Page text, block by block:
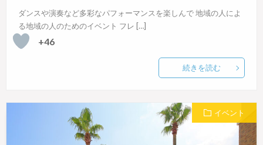
ダンスや演奏など多彩なパフォーマンスを楽しんで 地域の人によ
る地域の人のためのイベント フレ […]
+46
続きを読む
イベント